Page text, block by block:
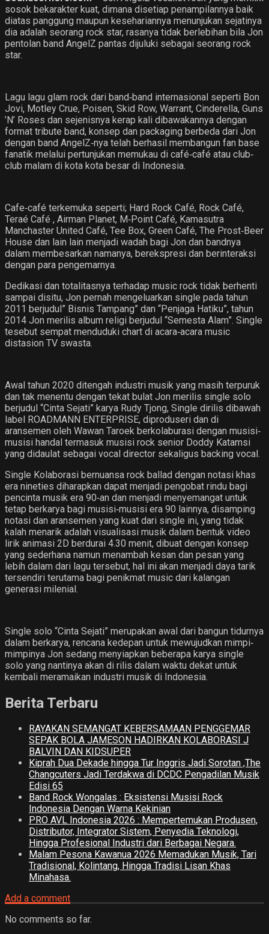
sosok bekarakter kuat, dimana disetiap penampilannya baik
diatas panggung maupun kesehariannya menunjukan sejatinya
dia adalah seorang rock star, rasanya tidak berlebihan bila Jon
pentolan band AngelZ pantas dijuluki sebagai seorang rock
star.
Lagu lagu glam rock dari band‐band internasional seperti Bon
Jovi, Motley Crue, Poisen, Skid Row, Warrant, Cinderella, Guns
’N’ Roses dan sejenisnya kerap kali dibawakannya dengan
format tribute band, konsep dan packaging berbeda dari Jon
dengan band AngelZ‐nya telah berhasil membangun fan base
fanatik melalui pertunjukan memukau di café‐café atau club‐
club malam di kota kota besar di Indonesia.
Cafe‐café terkemuka seperti; Hard Rock Café, Rock Café,
Teraé Café , Airman Planet, M‐Point Café, Kamasutra
Manchaster United Café, Tee Box, Green Café, The Prost‐Beer
House dan lain lain menjadi wadah bagi Jon dan bandnya
dalam membesarkan namanya, berekspresi dan berinteraksi
dengan para pengemarnya.
Dedikasi dan totalitasnya terhadap music rock tidak berhenti
sampai disitu, Jon pernah mengeluarkan single pada tahun
2011 berjudul” Bisnis Tampang” dan “Penjaga Hatiku”, tahun
2014 Jon merilis album religi berjudul “Semesta Alam”. Single
tesebut sempat menduduki chart di acara‐acara music
distasion TV swasta.
Awal tahun 2020 ditengah industri musik yang masih terpuruk
dan tak menentu dengan tekat bulat Jon merilis single solo
berjudul “Cinta Sejati” karya Rudy Tjong, Single dirilis dibawah
label ROADMANN ENTERPRISE, diproduseri dan di
aransemen oleh Wawan Taroek berkolaburasi dengan musisi‐
musisi handal termasuk musisi rock senior Doddy Katamsi
yang didaulat sebagai vocal director sekaligus backing vocal.
Single Kolaborasi bernuansa rock ballad dengan notasi khas
era nineties diharapkan dapat menjadi pengobat rindu bagi
pencinta musik era 90‐an dan menjadi menyemangat untuk
tetap berkarya bagi musisi‐musisi era 90 lainnya, disamping
notasi dan aransemen yang kuat dari single ini, yang tidak
kalah menarik adalah visualisasi musik dalam bentuk video
lirik animasi 2D berdurai 4.30 menit, dibuat dengan konsep
yang sederhana namun menambah kesan dan pesan yang
lebih dalam dari lagu tersebut, hal ini akan menjadi daya tarik
tersendiri terutama bagi penikmat music dari kalangan
generasi milenial.
Single solo “Cinta Sejati” merupakan awal dari bangun tidurnya
dalam berkarya, rencana kedepan untuk mewujudkan mimpi‐
mimpinya Jon sedang menyiapkan beberapa karya single
solo yang nantinya akan di rilis dalam waktu dekat untuk
kembali meramaikan industri musik di Indonesia.
Berita Terbaru
RAYAKAN SEMANGAT KEBERSAMAAN PENGGEMAR
SEPAK BOLA JAMESON HADIRKAN KOLABORASI J
BALVIN DAN KIDSUPER
Kiprah Dua Dekade hingga Tur Inggris Jadi Sorotan ,The
Changcuters Jadi Terdakwa di DCDC Pengadilan Musik
Edisi 65
Band Rock Wongalas : Eksistensi Musisi Rock
Indonesia Dengan Warna Kekinian
PRO AVL Indonesia 2026 : Mempertemukan Produsen,
Distributor, Integrator Sistem, Penyedia Teknologi,
Hingga Profesional Industri dari Berbagai Negara.
Malam Pesona Kawanua 2026 Memadukan Musik, Tari
Tradisional, Kolintang, Hingga Tradisi Lisan Khas
Minahasa.
Add a comment
No comments so far.